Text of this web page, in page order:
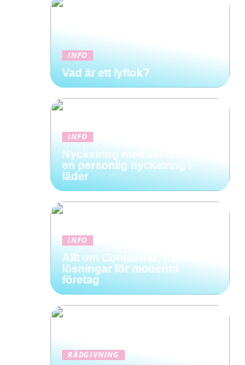
INFO
Vad är ett lyftok?
INFO
Nyckelring med stil: Satsa på
en personlig nyckelring i
läder
INFO
Allt om Containrar: Effektiva
lösningar för moderna
företag
RÅDGIVNING